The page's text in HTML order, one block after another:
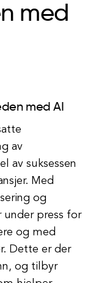
med
med AI
av
av suksessen
Med
og
under press for
og med
Dette er der
og tilbyr